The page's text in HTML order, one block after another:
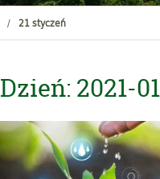
21 styczeń
Dzień: 2021-